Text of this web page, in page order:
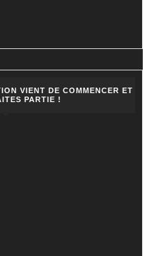
VIENT DE COMMENCER ET
PARTIE !